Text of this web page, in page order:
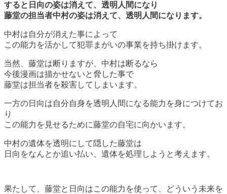
すると日向の姿は消えて、透明人間になり
藤堂の担当者中村の姿は消えて、透明人間になります。
中村は自分が消えた事によって
この能力を活かして犯罪まがいの事業を持ち掛けます。
当然、藤堂は断りますが、中村は断るなら
今後漫画は描かせないと脅した事で
藤堂は担当者を殺害してしまいます。
一方の日向は自分自身を透明人間になる能力を身につけてお
り
この能力を見せるために藤堂の自宅に向かいます。
中村の遺体を透明にして隠した藤堂は
日向をなんとか追い払い、遺体を処理しようと考えます。
果たして、藤堂と日向はこの能力を使って、どういう未来を